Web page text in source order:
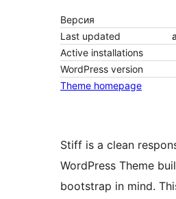
Версия
Last updated
Active installations
WordPress version
Theme homepage
Stiff is a clean
WordPress Theme
bootstrap in mind.